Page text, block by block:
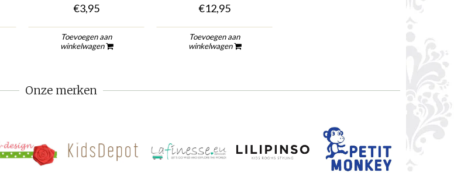
€3,95
Toevoegen aan
winkelwagen
€12,95
Toevoegen aan
winkelwagen
Onze merken